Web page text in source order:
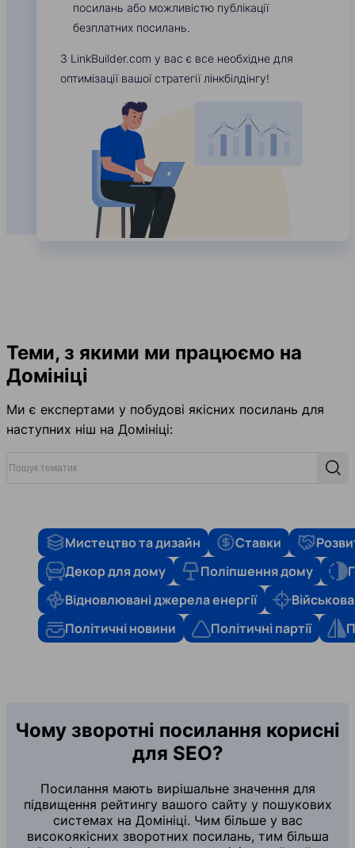
посилань або можливістю публікації
безплатних посилань.
З LinkBuilder.com у вас є все необхідне для
оптимізації вашої стратегії лінкбілдінгу!
Теми, з якими ми працюємо на
Домініці
Ми є експертами у побудові якісних посилань для
наступних ніш на Домініці:
Мистецтво та дизайн Ставки
Декор для дому
Поліпшення дому
Відновлювані джерела енергії
Політичні новини
Політичні партії
Чому зворотні посилання корисні
для SEO?
Посилання мають вирішальне значення для
підвищення рейтингу вашого сайту у пошукових
системах на Домініці. Чим більше у вас
високоякісних зворотних посилань, тим більша